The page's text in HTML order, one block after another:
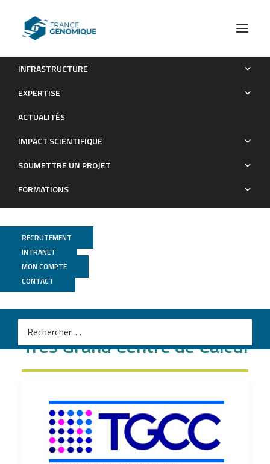
INFRASTRUCTURE
EXPERTISE
ACTUALITÉS
IMPACT SCIENTIFIQUE
SOUMETTRE UN PROJET
FORMATIONS
RECRUTEMENT
INTRANET
MON COMPTE
CONTACT
Archives : Très Grand Centre
Très Grand Centre de Calcul